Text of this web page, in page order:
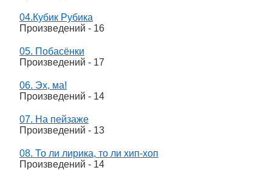
04.Кубик Рубика
Произведений - 16
05. Побасёнки
Произведений - 17
06. Эх, ма!
Произведений - 14
07. На пейзаже
Произведений - 13
08. То ли лирика, то ли хип-хоп
Произведений - 14